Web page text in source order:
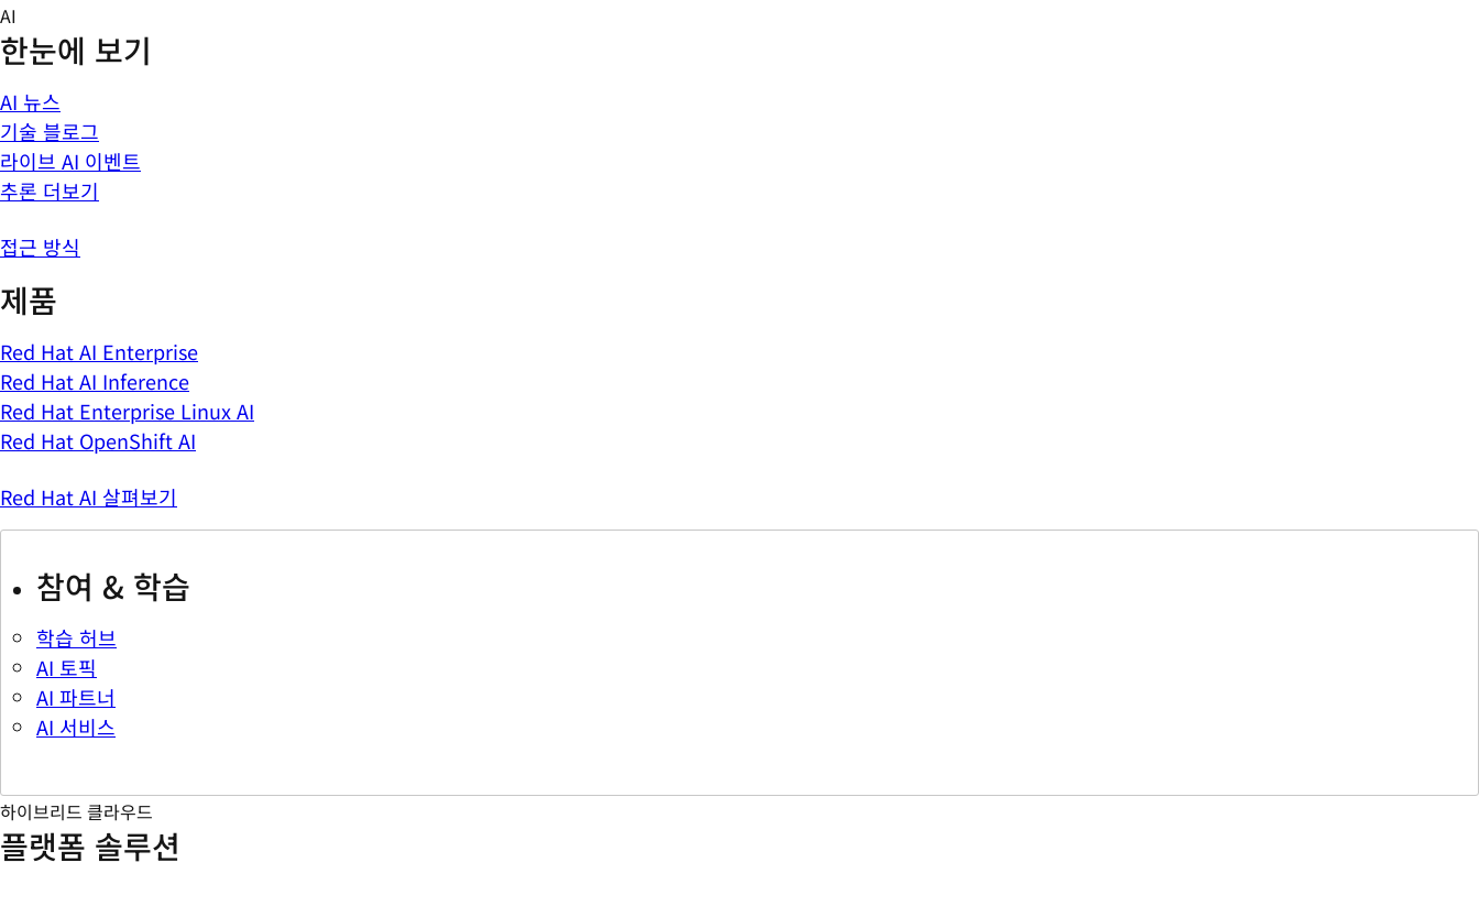
Skip
to
content
AI
한눈에 보기
AI 뉴스
기술 블로그
라이브 AI 이벤트
추론 더보기
접근 방식
제품
Red Hat AI Enterprise
Red Hat AI Inference
Red Hat Enterprise Linux AI
Red Hat OpenShift AI
Red Hat AI 살펴보기
참여 & 학습
학습 허브
AI 토픽
AI 파트너
AI 서비스
하이브리드 클라우드
플랫폼 솔루션